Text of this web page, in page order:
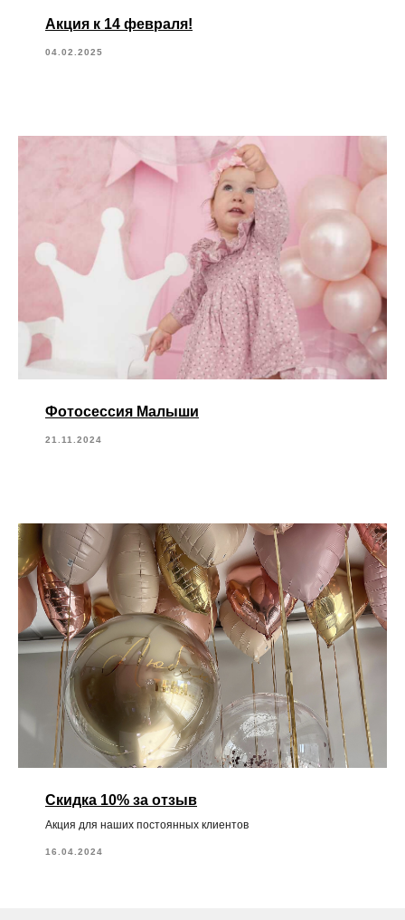
Акция к 14 февраля!
04.02.2025
Фотосессия Малыши
21.11.2024
Скидка 10% за отзыв
Акция для наших постоянных клиентов
16.04.2024